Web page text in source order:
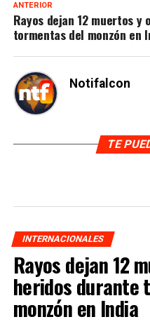
ANTERIOR
Rayos dejan 12 muertos y
tormentas del monzón en
Notifalcon
TE
INTERNACIONALES
Rayos dejan 12
heridos durante
monzón en India